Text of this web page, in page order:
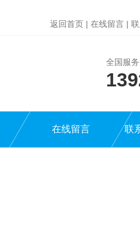
返回首页 | 在线留言 |
全国服务
在线留言 联